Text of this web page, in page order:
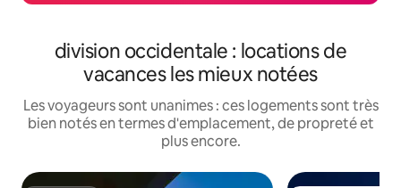
division occidentale : locations de
vacances les mieux notées
Les voyageurs sont unanimes : ces logements sont très
bien notés en termes d'emplacement, de propreté et
plus encore.